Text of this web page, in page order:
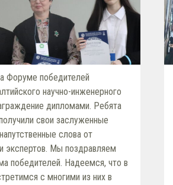
Форуме победителей
научно-инженерного
дипломами. Ребята
свои заслуженные
слова от
экспертов. Мы поздравляем
победителей. Надеемся, что в
с многими из них в